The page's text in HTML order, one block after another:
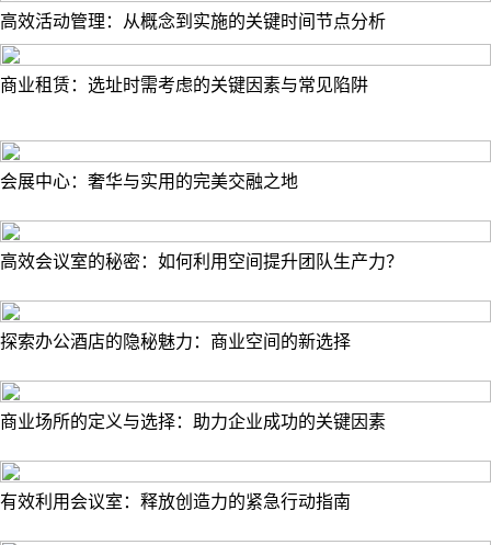
高效活动管理：从概念到实施的关键时间节点分析
商业租赁：选址时需考虑的关键因素与常见陷阱
会展中心：奢华与实用的完美交融之地
高效会议室的秘密：如何利用空间提升团队生产力？
探索办公酒店的隐秘魅力：商业空间的新选择
商业场所的定义与选择：助力企业成功的关键因素
有效利用会议室：释放创造力的紧急行动指南